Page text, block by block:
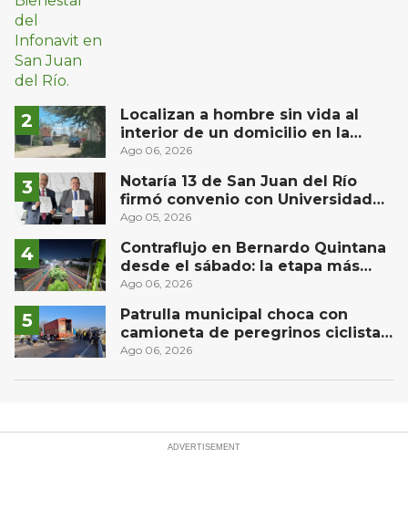
Localizan a hombre sin vida al
interior de un domicilio en la
comunidad El Rodeo, San Juan del
Ago 06, 2026
Notaría 13 de San Juan del Río
firmó convenio con Universidad
Privada del Bajío para recibir
Ago 05, 2026
Contraflujo en Bernardo Quintana
desde el sábado: la etapa más
compleja del operativo vial
Ago 06, 2026
Patrulla municipal choca con
camioneta de peregrinos ciclistas
en la autopista México-Querétaro
Ago 06, 2026